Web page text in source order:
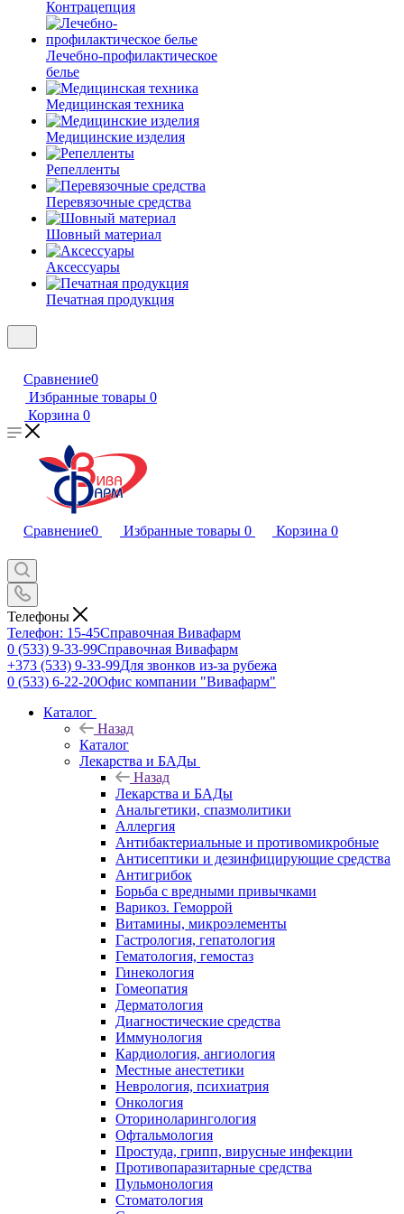
Контрацепция
Лечебно-профилактическое
белье
Медицинская техника
Медицинские изделия
Репелленты
Перевязочные средства
Шовный материал
Аксессуары
Печатная продукция
Сравнение0
Избранные товары 0
Корзина 0
Сравнение0 Избранные товары 0 Корзина 0
Телефоны
Телефон: 15-45Справочная Вивафарм
0 (533) 9-33-99Справочная Вивафарм
+373 (533) 9-33-99Для звонков из-за рубежа
0 (533) 6-22-20Офис компании "Вивафарм"
Каталог
Назад
Каталог
Лекарства и БАДы
Назад
Лекарства и БАДы
Анальгетики, спазмолитики
Аллергия
Антибактериальные и противомикробные
Антисептики и дезинфицирующие средства
Антигрибок
Борьба с вредными привычками
Варикоз. Геморрой
Витамины, микроэлементы
Гастрология, гепатология
Гематология, гемостаз
Гинекология
Гомеопатия
Дерматология
Диагностические средства
Иммунология
Кардиология, ангиология
Местные анестетики
Неврология, психиатрия
Онкология
Оториноларингология
Офтальмология
Простуда, грипп, вирусные инфекции
Противопаразитарные средства
Пульмонология
Стоматология